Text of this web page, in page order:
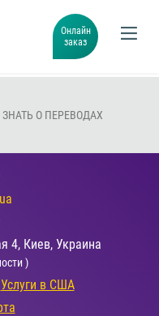
Онлайн
заказ
О ПЕРЕВОДАХ
4, Киев, Украина
)
Услуги в США